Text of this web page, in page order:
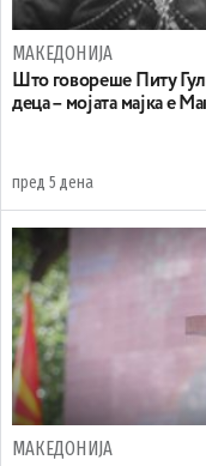
МАКЕДОНИЈА
Што говореше Питу
деца – мојата мајка е
пред 5 дена
МАКЕДОНИЈА